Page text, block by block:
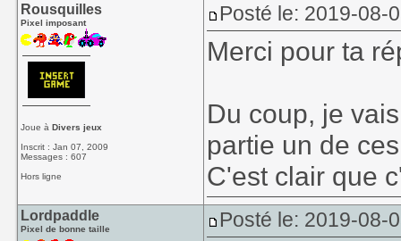
Rousquilles
Pixel imposant
Joue àDivers jeux
Inscrit : Jan 07, 2009
Messages : 607
Hors ligne
Posté le: 2019-08-
Merci pour ta
Du coup, je
partie un de
C'est clair que
Lordpaddle
Pixel de bonne taille Posté le: 2019-08-